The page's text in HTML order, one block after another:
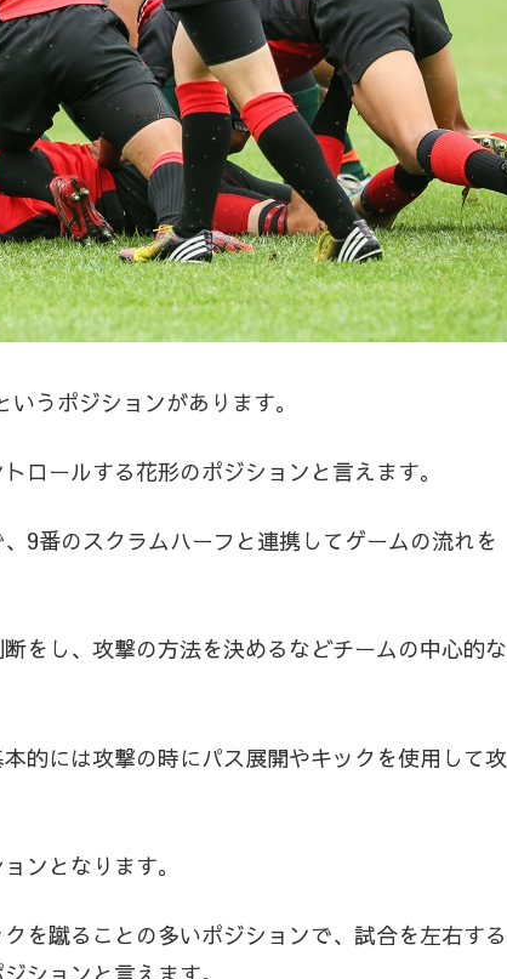
いうポジションがあります。
ロールする花形のポジションと言えます。
9番のスクラムハーフと連携してゲームの流れを
をし、攻撃の方法を決めるなどチームの中心的な
的には攻撃の時にパス展開やキックを使用して攻
ンとなります。
を蹴ることの多いポジションで、試合を左右する